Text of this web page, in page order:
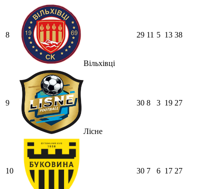
8
Вільхівці
29 11 5 13 38
9
Лісне
30 8 3 19 27
10 30 7 6 17 27